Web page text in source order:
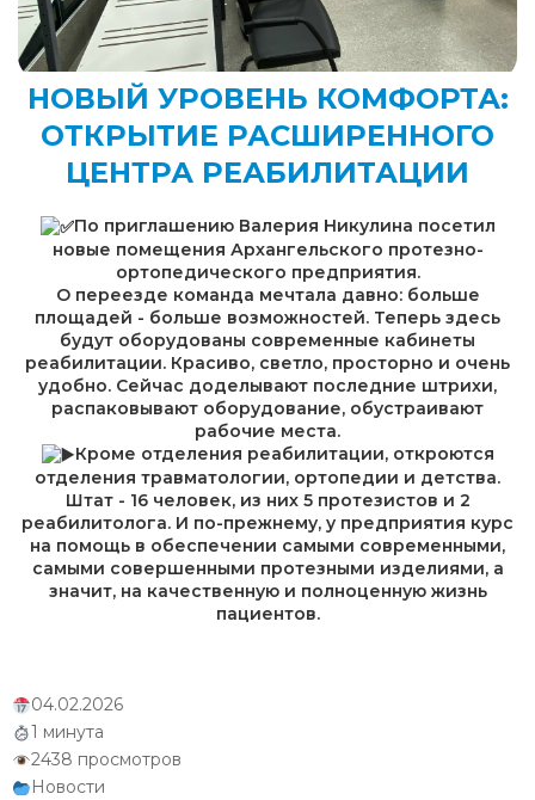
НОВЫЙ УРОВЕНЬ КОМФОРТА:
ОТКРЫТИЕ РАСШИРЕННОГО
ЦЕНТРА РЕАБИЛИТАЦИИ
По приглашению Валерия Никулина посетил
новые помещения Архангельского протезно-
ортопедического предприятия.
О переезде команда мечтала давно: больше
площадей - больше возможностей. Теперь здесь
будут оборудованы современные кабинеты
реабилитации. Красиво, светло, просторно и очень
удобно. Сейчас доделывают последние штрихи,
распаковывают оборудование, обустраивают
рабочие места.
Кроме отделения реабилитации, откроются
отделения травматологии, ортопедии и детства.
Штат - 16 человек, из них 5 протезистов и 2
реабилитолога. И по-прежнему, у предприятия курс
на помощь в обеспечении самыми современными,
самыми совершенными протезными изделиями, а
значит, на качественную и полноценную жизнь
пациентов.
04.02.2026
1 минута
2438 просмотров
Новости